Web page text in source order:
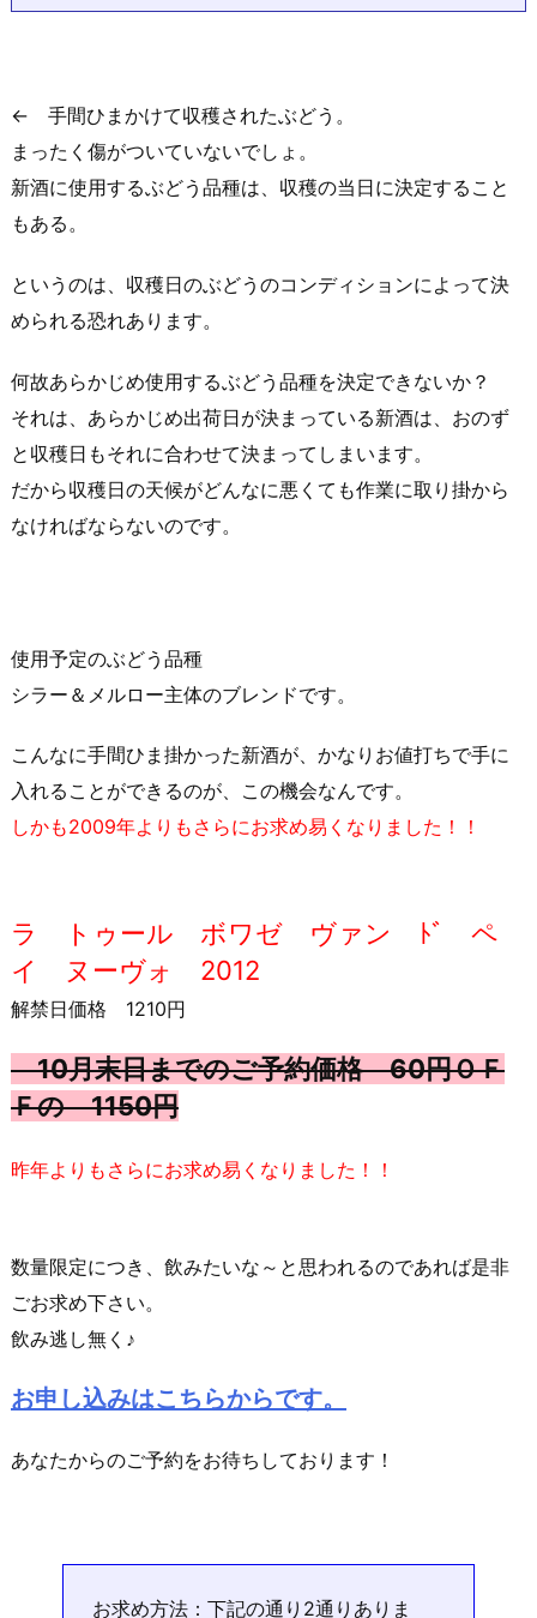
← 手間ひまかけて収穫されたぶどう。
まったく傷がついていないでしょ。
新酒に使用するぶどう品種は、収穫の当日に決定すること
もある。
というのは、収穫日のぶどうのコンディションによって決
められる恐れあります。
何故あらかじめ使用するぶどう品種を決定できないか？
それは、あらかじめ出荷日が決まっている新酒は、おのず
と収穫日もそれに合わせて決まってしまいます。
だから収穫日の天候がどんなに悪くても作業に取り掛から
なければならないのです。
使用予定のぶどう品種
シラー＆メルロー主体のブレンドです。
こんなに手間ひま掛かった新酒が、かなりお値打ちで手に
入れることができるのが、この機会なんです。
しかも2009年よりもさらにお求め易くなりました！！
ラ トゥール ボワゼ ヴァン ﾄﾞ ペ
イ ヌーヴォ 2012
解禁日価格 1210円
10月末日までのご予約価格 60円ＯＦ
Ｆの 1150円
昨年よりもさらにお求め易くなりました！！
数量限定につき、飲みたいな～と思われるのであれば是非
ごお求め下さい。
飲み逃し無く♪
お申し込みはこちらからです。
あなたからのご予約をお待ちしております！
お求め方法：下記の通り2通りありま